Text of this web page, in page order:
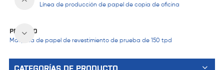
Línea de producción de papel de copia de oficina
PRÓXIMO
Máquina de papel de revestimiento de prueba de 150 tpd
CATEGORÍAS DE PRODUCTO